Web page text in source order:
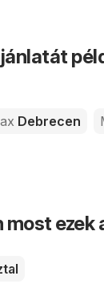
Debrecen
most